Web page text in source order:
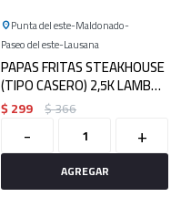
Punta del este Maldonado
Paseo del este Lausana
PAPAS FRITAS STEAKHOUSE
(TIPO CASERO) 2,5K LAMB
WESTON
$299 $366
- +